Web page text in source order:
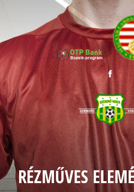
RÉZMŰVES